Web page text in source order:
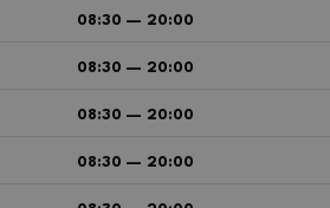
08:30 — 20:00
08:30 — 20:00
08:30 — 20:00
08:30 — 20:00